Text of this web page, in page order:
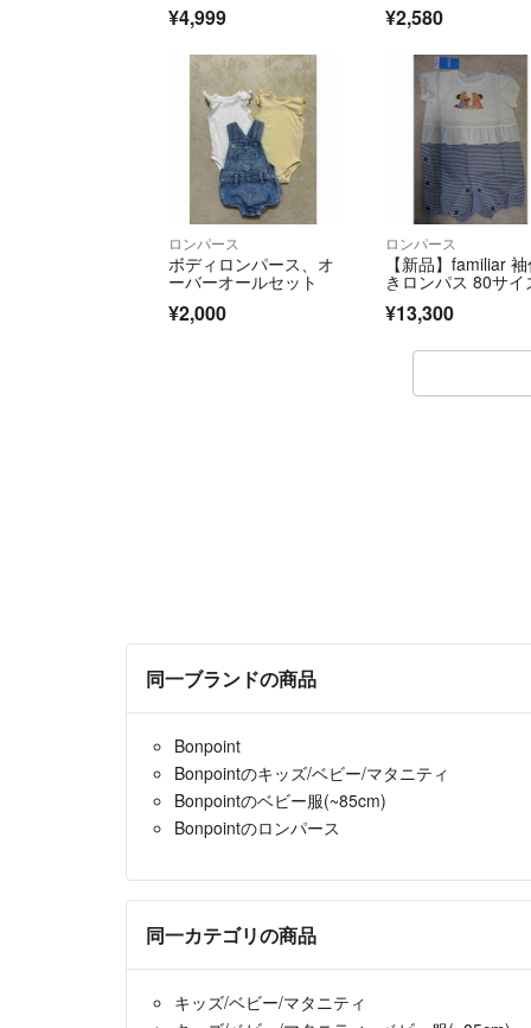
¥4,999 ¥2,580
ロンパース
ボディロンパース、オ
ーバーオールセット
¥2,000
ロンパース
【新品】familiar
きロンパス 80サイ
¥13,300
同一ブランドの商品
Bonpoint
Bonpointのキッズ/ベビー/マタニティ
Bonpointのベビー服(~85cm)
Bonpointのロンパース
同一カテゴリの商品
キッズ/ベビー/マタニティ